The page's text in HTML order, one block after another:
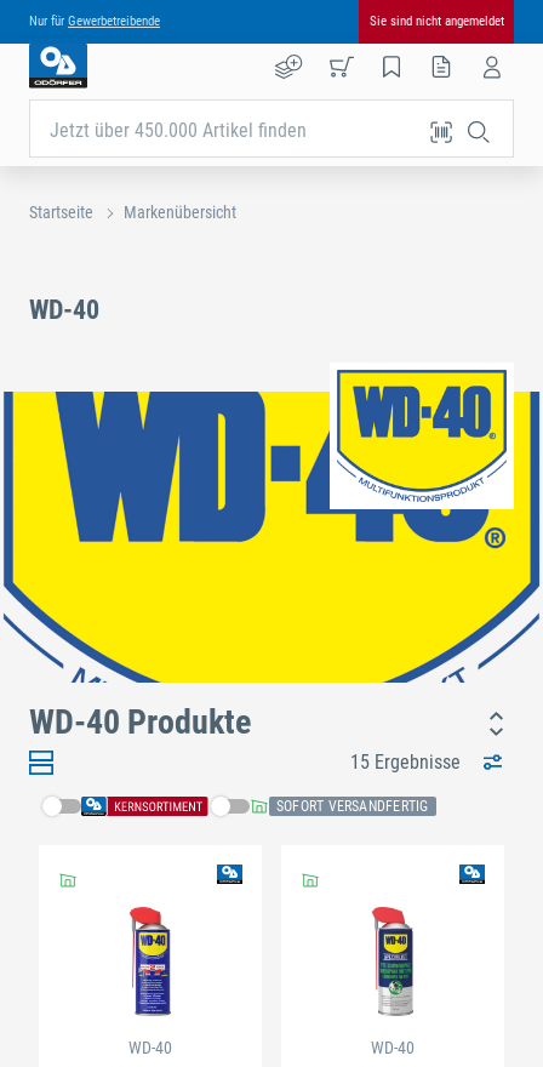
Nur für Gewerbetreibende Sie sind nicht angemeldet
Jetzt über 450.000 Artikel finden
Startseite Markenübersicht
WD-40
WD-40 Produkte
15 Ergebnisse
SOFORT VERSANDFERTIG
WD-40 WD-40